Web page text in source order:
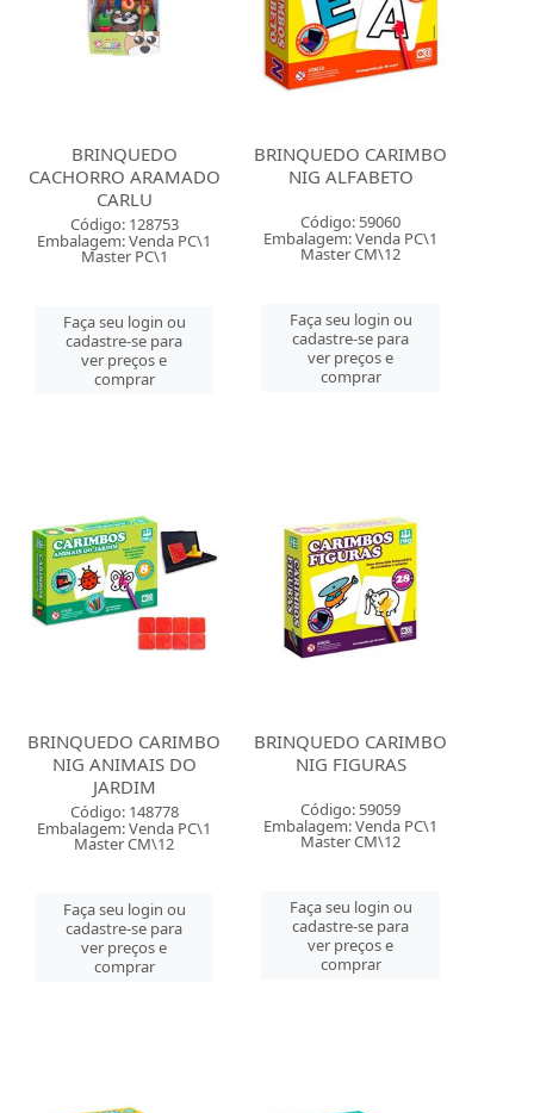
BRINQUEDO
CACHORRO ARAMADO
CARLU
Código: 128753
Embalagem: Venda PC\1
Master PC\1
Faça seu login ou
cadastre-se para
ver preços e
comprar
BRINQUEDO CARIMBO
NIG ALFABETO
Código: 59060
Embalagem: Venda PC\1
Master CM\12
Faça seu login ou
cadastre-se para
ver preços e
comprar
BRINQUEDO CARIMBO
NIG ANIMAIS DO
JARDIM
Código: 148778
Embalagem: Venda PC\1
Master CM\12
Faça seu login ou
cadastre-se para
ver preços e
comprar
BRINQUEDO CARIMBO
NIG FIGURAS
Código: 59059
Embalagem: Venda PC\1
Master CM\12
Faça seu login ou
cadastre-se para
ver preços e
comprar